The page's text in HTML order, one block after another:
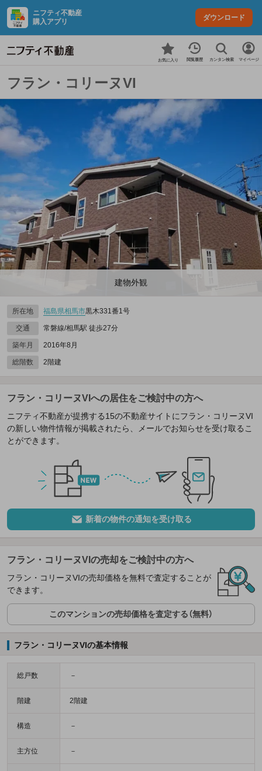
ニフティ不動産
購入アプリ
ダウンロード
お気に入り 閲覧履歴 カンタン検索 マイページ
フラン・コリーヌVI
建物外観
所在地 福島県相馬市黒木331番1号
交通 常磐線/相馬駅 徒歩27分
築年月 2016年8月
総階数 2階建
フラン・コリーヌVIへの居住をご検討中の方へ
ニフティ不動産が提携する15の不動産サイトにフラン・コリーヌVI
の新しい物件情報が掲載されたら、メールでお知らせを受け取るこ
とができます。
新着の物件の通知を受け取る
フラン・コリーヌVIの売却をご検討中の方へ
フラン・コリーヌVIの売却価格を無料で査定することが
できます。
このマンションの売却価格を査定する（無料）
フラン・コリーヌVIの基本情報
総戸数 －
階建 2階建
構造 －
主方位 －